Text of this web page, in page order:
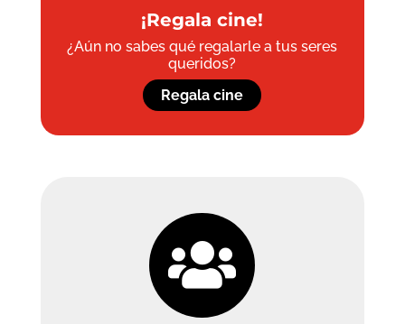
¡Regala cine!
¿Aún no sabes qué regalarle a tus seres
queridos?
Regala cine
